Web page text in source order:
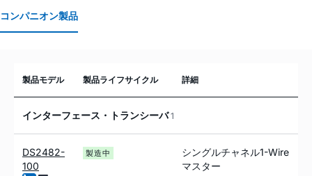
コンパニオン製品
製品モデル 製品ライフサイクル 詳細
インターフェース・トランシーバ1
DS2482-
100
製造中
シングルチャネル1-Wire
マスター